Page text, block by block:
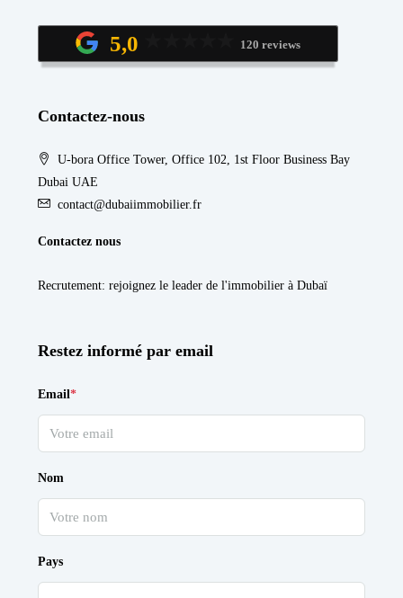
5,0 120 reviews
Contactez-nous
U-bora Office Tower, Office 102, 1st Floor Business Bay
Dubai UAE
contact@dubaiimmobilier.fr
Contactez nous
Recrutement: rejoignez le leader de l'immobilier à Dubaï
Restez informé par email
Email*
Nom
Pays